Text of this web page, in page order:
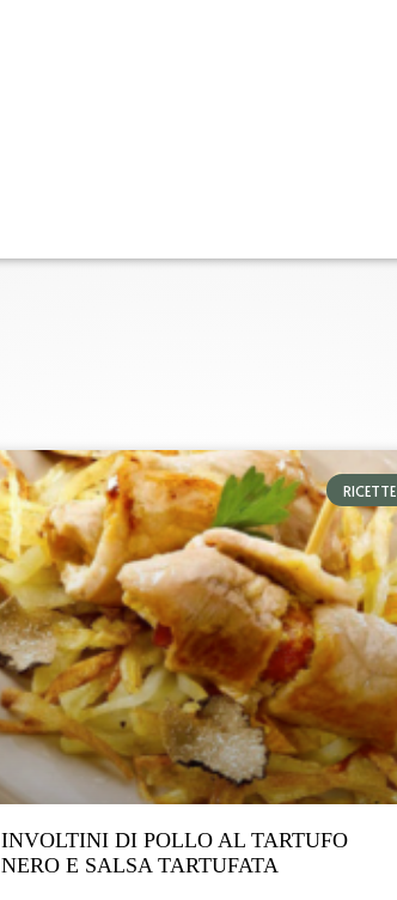
RICETTE
INVOLTINI DI POLLO AL TARTUFO
NERO E SALSA TARTUFATA